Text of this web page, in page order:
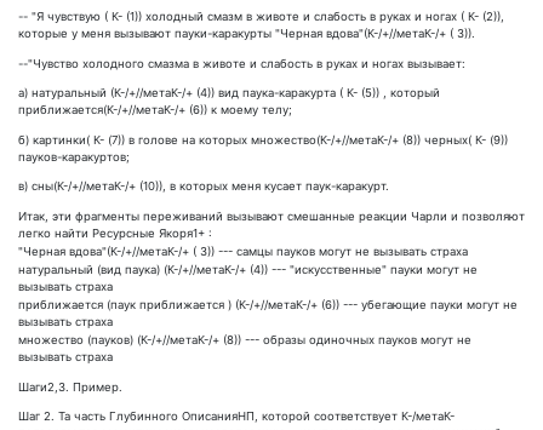
-- "Я чувствую ( К- (1)) холодный смазм в животе и слабость в руках и ногах ( К- (2)),
которые у меня вызывают пауки-каракурты "Черная вдова"(К-/+//метаК-/+ ( 3)).
--"Чувство холодного смазма в животе и слабость в руках и ногах вызывает:
а) натуральный (К-/+//метаК-/+ (4)) вид паука-каракурта ( К- (5)) , который
приближается(К-/+//метаК-/+ (6)) к моему телу;
б) картинки( К- (7)) в голове на которых множество(К-/+//метаК-/+ (8)) черных( К- (9))
пауков-каракуртов;
в) сны(К-/+//метаК-/+ (10)), в которых меня кусает паук-каракурт.
Итак, эти фрагменты переживаний вызывают смешанные реакции Чарли и позволяют
легко найти Ресурсные Якоря1+ :
"Черная вдова"(К-/+//метаК-/+ ( 3)) --- самцы пауков могут не вызывать страха
натуральный (вид паука) (К-/+//метаК-/+ (4)) --- "искусственные" пауки могут не
вызывать страха
приближается (паук приближается ) (К-/+//метаК-/+ (6)) --- убегающие пауки могут не
вызывать страха
множество (пауков) (К-/+//метаК-/+ (8)) --- образы одиночных пауков могут не
вызывать страха
Шаги2,3. Пример.
Шаг 2. Та часть Глубинного ОписанияНП, которой соответствует К-/метаК-